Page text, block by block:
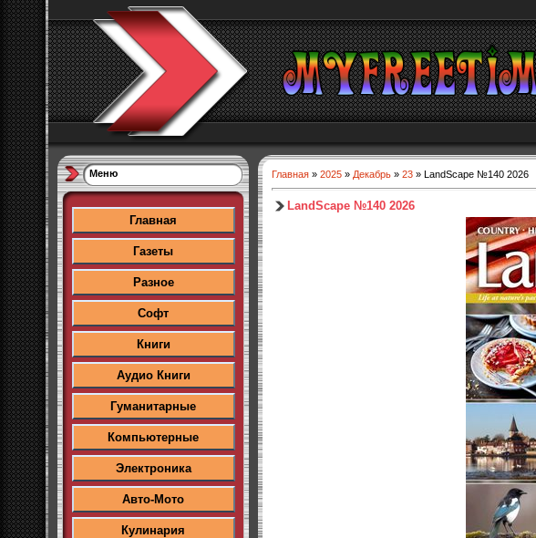
Меню
Главная
Газеты
Разное
Софт
Книги
Аудио Книги
Гуманитарные
Компьютерные
Электроника
Авто-Мото
Кулинария
Главная » 2025 » Декабрь » 23 » LandScape №140 2026
LandScape №140 2026